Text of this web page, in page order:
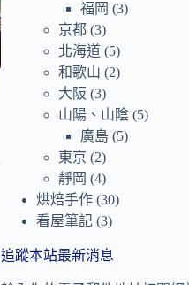
福岡 (3)
京都 (3)
北海道 (5)
和歌山 (2)
大阪 (3)
山陽、山陰 (5)
廣島 (5)
東京 (2)
靜岡 (4)
烘焙手作 (30)
看屋筆記 (3)
追蹤本站最新消息